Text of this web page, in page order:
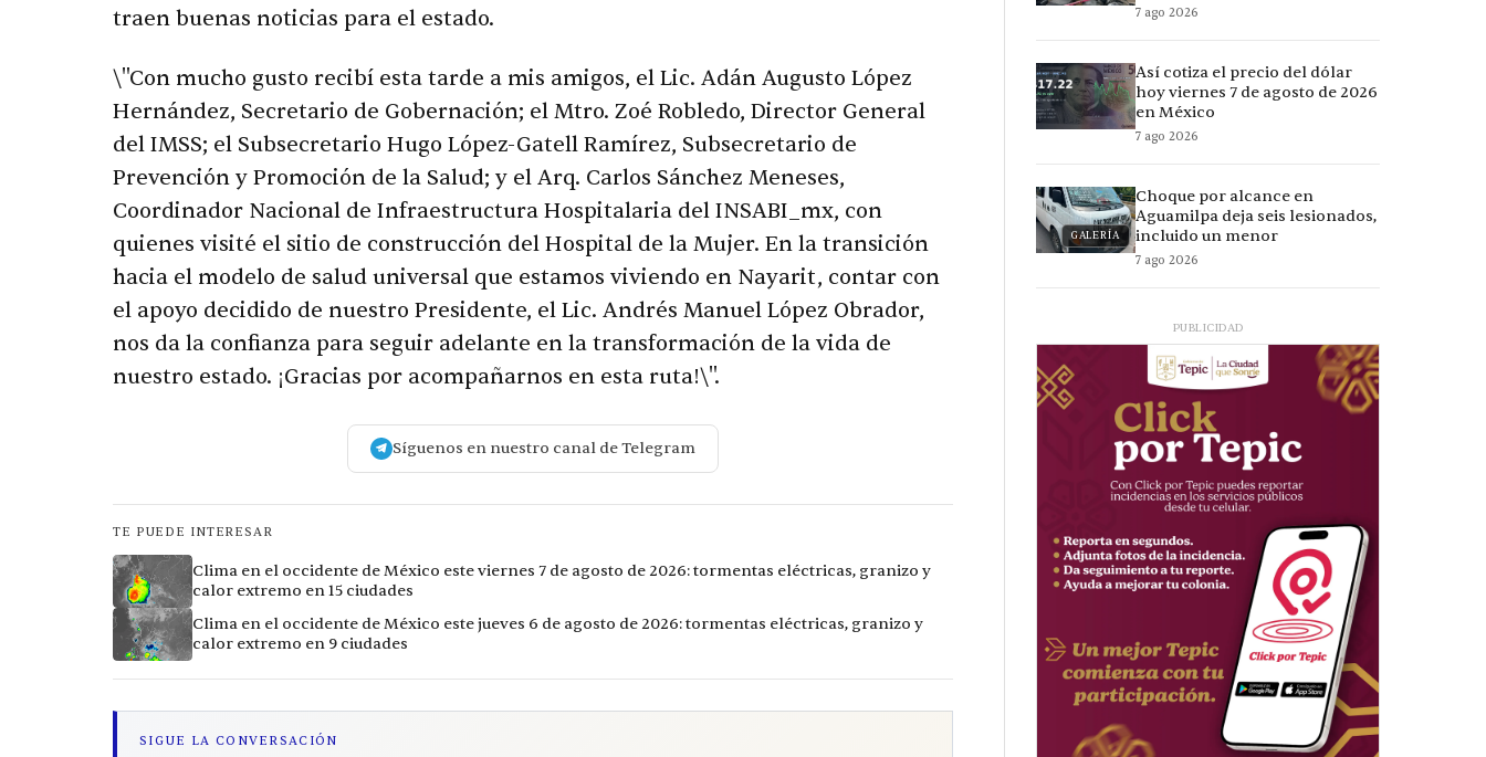
traen buenas noticias para el estado.
\"Con mucho gusto recibí esta tarde a mis amigos, el Lic. Adán Augusto López
Hernández, Secretario de Gobernación; el Mtro. Zoé Robledo, Director General
del IMSS; el Subsecretario Hugo López-Gatell Ramírez, Subsecretario de
Prevención y Promoción de la Salud; y el Arq. Carlos Sánchez Meneses,
Coordinador Nacional de Infraestructura Hospitalaria del INSABI_mx, con
quienes visité el sitio de construcción del Hospital de la Mujer. En la transición
hacia el modelo de salud universal que estamos viviendo en Nayarit, contar con
el apoyo decidido de nuestro Presidente, el Lic. Andrés Manuel López Obrador,
nos da la confianza para seguir adelante en la transformación de la vida de
nuestro estado. ¡Gracias por acompañarnos en esta ruta!\".
Síguenos en nuestro canal de Telegram
TE PUEDE INTERESAR
Clima en el occidente de México este viernes 7 de agosto de 2026: tormentas eléctricas, granizo y
calor extremo en 15 ciudades
Clima en el occidente de México este jueves 6 de agosto de 2026: tormentas eléctricas, granizo y
calor extremo en 9 ciudades
SIGUE LA CONVERSACIÓN
7 ago 2026
Así cotiza el precio del dólar
hoy viernes 7 de agosto de 2026
en México
7 ago 2026
GALERÍA
Choque por alcance en
Aguamilpa deja seis lesionados,
incluido un menor
7 ago 2026
PUBLICIDAD